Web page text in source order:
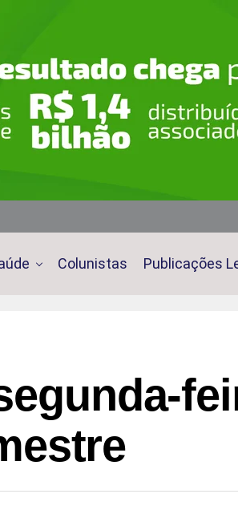
Colunistas Publicações